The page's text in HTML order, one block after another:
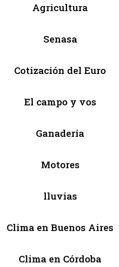
Agricultura
Senasa
Cotización del Euro
El campo y vos
Ganadería
Motores
lluvias
Clima en Buenos Aires
Clima en Córdoba